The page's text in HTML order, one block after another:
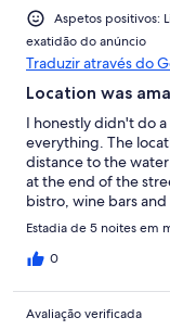
Aspetos positivos:
exatidão do anúncio
Traduzir através do
Location was
I honestly didn't do
everything. The
distance to the
at the end of the
bistro, wine bars
could have just
comfortable. Paulo
process easy. Glenn
here again.
Estadia de 5 noites em
0
Avaliação verificada